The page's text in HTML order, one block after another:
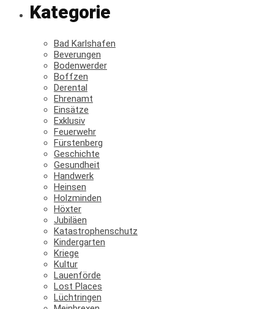
Kategorie
Bad Karlshafen
Beverungen
Bodenwerder
Boffzen
Derental
Ehrenamt
Einsätze
Exklusiv
Feuerwehr
Fürstenberg
Geschichte
Gesundheit
Handwerk
Heinsen
Holzminden
Höxter
Jubiläen
Katastrophenschutz
Kindergarten
Kriege
Kultur
Lauenförde
Lost Places
Lüchtringen